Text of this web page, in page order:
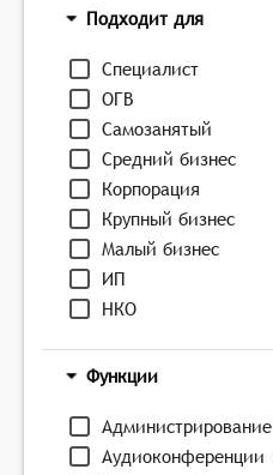
Подходит для
Специалист
ОГВ
Самозанятый
Средний бизнес
Корпорация
Крупный бизнес
Малый бизнес
ИП
НКО
Функции
Администрирование
Аудиоконференции